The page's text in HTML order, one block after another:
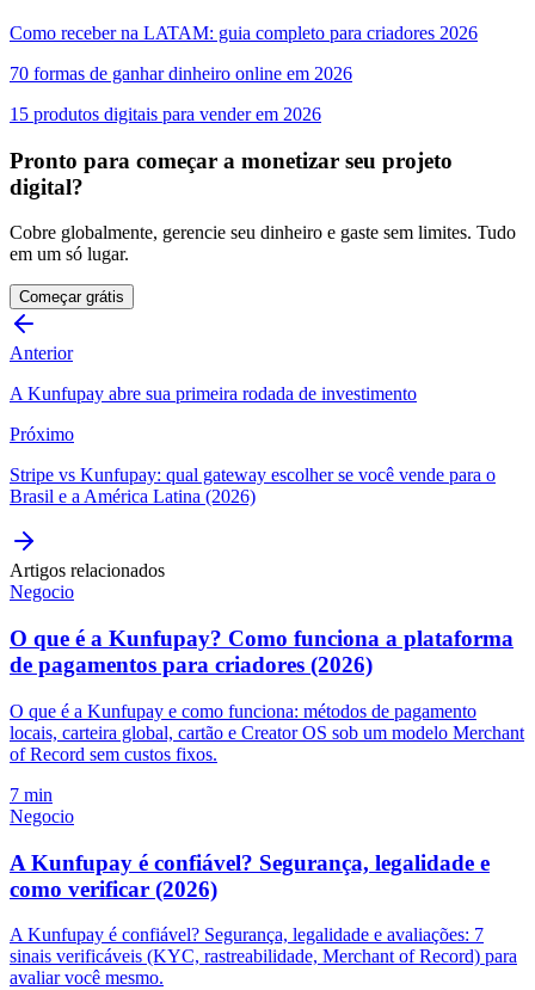
Como receber na LATAM: guia completo para criadores 2026
70 formas de ganhar dinheiro online em 2026
15 produtos digitais para vender em 2026
Pronto para começar a monetizar seu projeto
digital?
Cobre globalmente, gerencie seu dinheiro e gaste sem limites. Tudo
em um só lugar.
Começar grátis
Anterior
A Kunfupay abre sua primeira rodada de investimento
Próximo
Stripe vs Kunfupay: qual gateway escolher se você vende para o
Brasil e a América Latina (2026)
Artigos relacionados
Negocio
O que é a Kunfupay? Como funciona a plataforma
de pagamentos para criadores (2026)
O que é a Kunfupay e como funciona: métodos de pagamento
locais, carteira global, cartão e Creator OS sob um modelo Merchant
of Record sem custos fixos.
7 min
Negocio
A Kunfupay é confiável? Segurança, legalidade e
como verificar (2026)
A Kunfupay é confiável? Segurança, legalidade e avaliações: 7
sinais verificáveis (KYC, rastreabilidade, Merchant of Record) para
avaliar você mesmo.